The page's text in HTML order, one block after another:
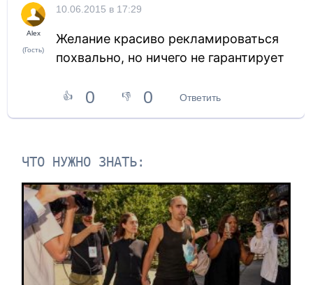
Alex
(Гость)
10.06.2015 в 17:29
Желание красиво рекламироваться
похвально, но ничего не гарантирует
👍 0 👎 0 Ответить
ЧТО НУЖНО ЗНАТЬ: